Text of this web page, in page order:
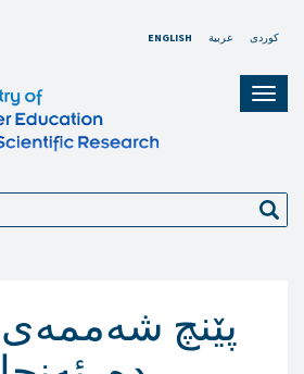
ENGLISH عربية کوردی
پێنچ شەممەى